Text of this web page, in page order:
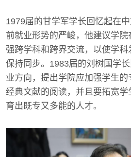
1979届的甘学军学长回忆起在
前就业形势的严峻，他建议学院
强跨学科和跨界交流，以使学
保持同步。1983届的刘树国学
业方向，提出学院应加强学生
经典文献的阅读，并且要拓宽
育出既专又多能的人才。